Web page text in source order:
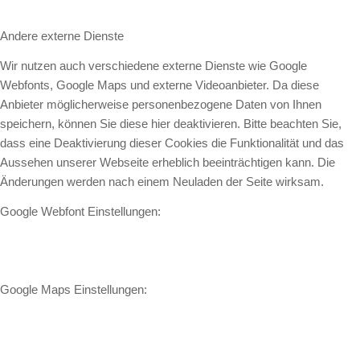
Andere externe Dienste
Wir nutzen auch verschiedene externe Dienste wie Google
Webfonts, Google Maps und externe Videoanbieter. Da diese
Anbieter möglicherweise personenbezogene Daten von Ihnen
speichern, können Sie diese hier deaktivieren. Bitte beachten Sie,
dass eine Deaktivierung dieser Cookies die Funktionalität und das
Aussehen unserer Webseite erheblich beeinträchtigen kann. Die
Änderungen werden nach einem Neuladen der Seite wirksam.
Google Webfont Einstellungen:
Google Maps Einstellungen: